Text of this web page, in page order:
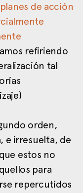
de acción
refiriendo
tal
orden,
e irresuelta, de
estos no
para
repercutidos